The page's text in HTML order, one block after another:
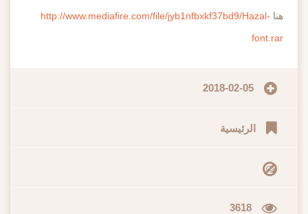
هنا http://www.mediafire.com/file/jyb1nfbxkf37bd9/Hazal-
font.rar
2018-02-05
الرئيسية
3618